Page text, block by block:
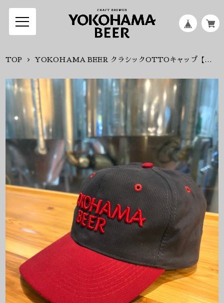
TOP YOKOHAMA BEER クラシックOTTOキャップ【バーガンディ（ツバ）×ネイビー×ロゴ刺繍バーガンディ】